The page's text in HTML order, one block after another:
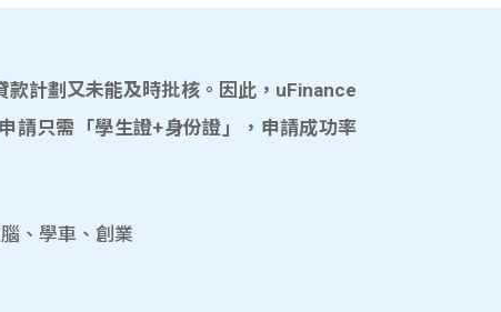
計劃又未能及時批核。因此，uFinance
請只需「學生證+身份證」，申請成功率
、學車、創業